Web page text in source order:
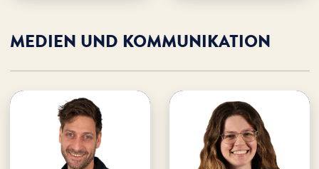
MEDIEN UND KOMMUNIKATION
Stefan Petersen
· Leitung Medien &
Kommunikation
· Pressesprecher
Lisa Steinfeld
· Medien & Kommunikation
· Layout
· Online-Shop